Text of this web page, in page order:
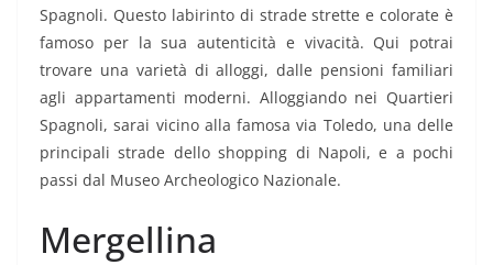
Spagnoli. Questo labirinto di strade strette e colorate è
famoso per la sua autenticità e vivacità. Qui potrai
trovare una varietà di alloggi, dalle pensioni familiari
agli appartamenti moderni. Alloggiando nei Quartieri
Spagnoli, sarai vicino alla famosa via Toledo, una delle
principali strade dello shopping di Napoli, e a pochi
passi dal Museo Archeologico Nazionale.
Mergellina